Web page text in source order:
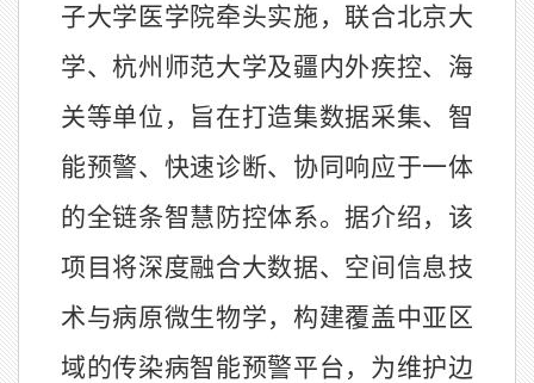
子大学医学院牵头实施，联合北京大
学、杭州师范大学及疆内外疾控、海
关等单位，旨在打造集数据采集、智
能预警、快速诊断、协同响应于一体
的全链条智慧防控体系。据介绍，该
项目将深度融合大数据、空间信息技
术与病原微生物学，构建覆盖中亚区
域的传染病智能预警平台，为维护边